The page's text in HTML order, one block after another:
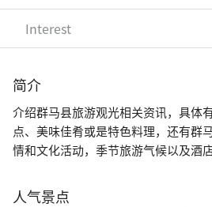
Interest
简介
介绍群马县旅游观光相关资讯，具体
点、美味佳肴或是特色料理，还有群
情和文化活动，季节旅游气候以及酒
人气景点